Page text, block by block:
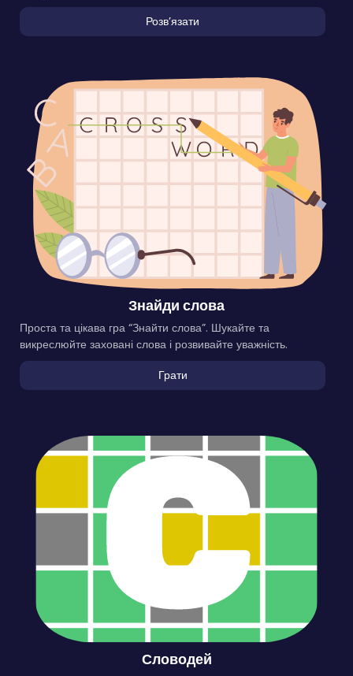
Розвʼязати
Знайди слова
Проста та цікава гра “Знайти слова”. Шукайте та
викреслюйте заховані слова і розвивайте уважність.
Грати
Словодей